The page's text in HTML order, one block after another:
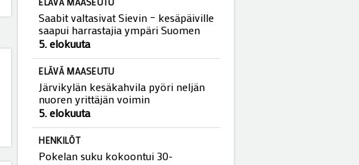
ELÄVÄ MAASEUTU
Saabit valtasivat Sievin – kesäpäiville
saapui harrastajia ympäri Suomen
5. elokuuta
ELÄVÄ MAASEUTU
Järvikylän kesäkahvila pyöri neljän
nuoren yrittäjän voimin
5. elokuuta
HENKILÖT